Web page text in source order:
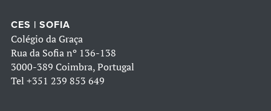
CES | SOFIA
Colégio da Graça
Rua da Sofia nº 136-138
3000-389 Coimbra, Portugal
Tel +351 239 853 649